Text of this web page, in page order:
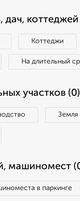
коттеджей
Коттеджи
На длительный
участков (0)
Земля
машиномест
в паркинге